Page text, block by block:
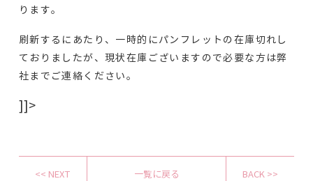
ります。
刷新するにあたり、一時的にパンフレットの在庫切れし
ておりましたが、現状在庫ございますので必要な方は弊
社までご連絡ください。
]]>
<< NEXT 一覧に戻る BACK >>